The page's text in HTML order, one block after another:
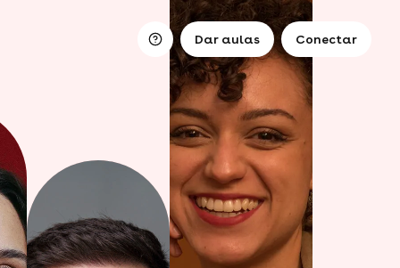
Dar aulas Conectar